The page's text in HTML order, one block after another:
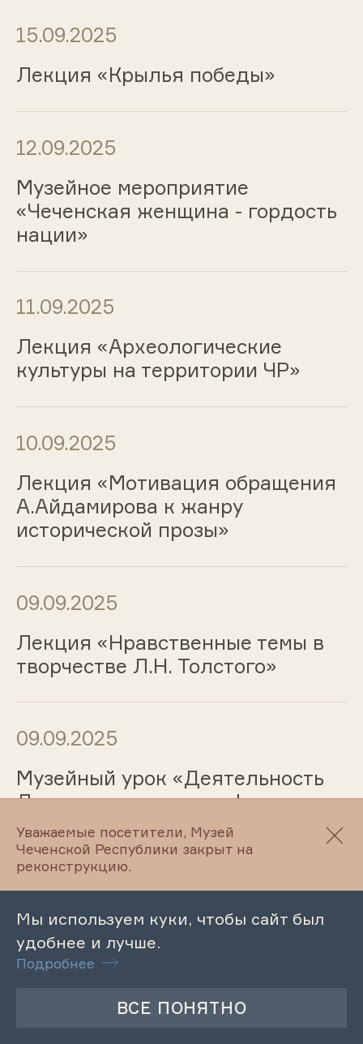
15.09.2025
Лекция «Крылья победы»
12.09.2025
Музейное мероприятие
«Чеченская женщина - гордость
нации»
11.09.2025
Лекция «Археологические
культуры на территории ЧР»
10.09.2025
Лекция «Мотивация обращения
А.Айдамирова к жанру
исторической прозы»
09.09.2025
Лекция «Нравственные темы в
творчестве Л.Н. Толстого»
09.09.2025
Музейный урок «Деятельность
Литературно-этнографического
музея Л.Н. Толстого»
08.09.2025
Лекция «Молодежные
субкультуры и экстремистское
Уважаемые посетители, Музей
Чеченской Республики закрыт на
реконструкцию.
Мы используем куки, чтобы сайт был
удобнее и лучше.
Подробнее